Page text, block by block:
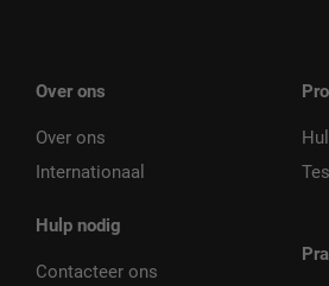
Over ons
Over ons
Internationaal
Hulp nodig
Contacteer ons